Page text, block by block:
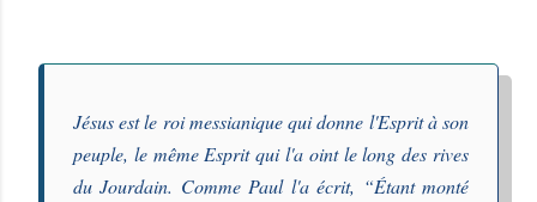
Jésus est le roi messianique qui donne l'Esprit à son
peuple, le même Esprit qui l'a oint le long des rives
du Jourdain. Comme Paul l'a écrit, “Étant monté